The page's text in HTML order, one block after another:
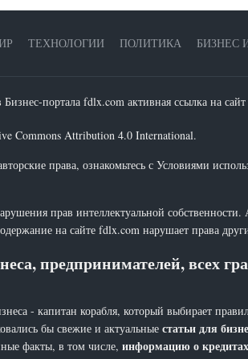
ТЕХНОЛОГИИ ПОЛИТИКА БИЗНЕС
портала fdlx.com активная ссылка на сайт
Commons Attribution 4.0 International.
права, ознакомьтесь с Условиями
прав интеллектуальной собственности.
на сайте fdlx.com нарушает права
предпринимателей, всех
- капитан корабля, который выбирает
бы свежие и актуальные статьи для
факты, в том числе, информацию о